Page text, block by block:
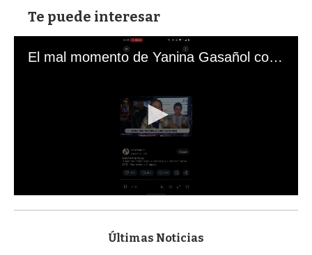
Te puede interesar
El mal momento de Yanina Gasañol con un hincha argentino en "Subrayado"
s
Últimas Noticias